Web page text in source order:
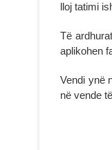
lloj tatimi
Të
aplikohen
Vendi ynë
në vende